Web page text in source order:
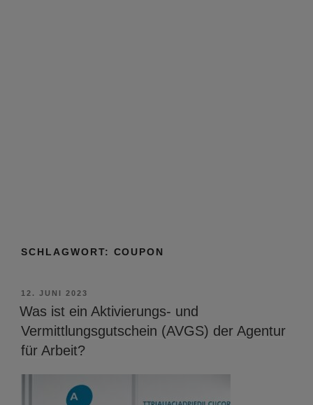
SCHLAGWORT: COUPON
VERÖFFENTLICHT
AM
12. JUNI 2023
Was ist ein Aktivierungs- und
Vermittlungsgutschein (AVGS) der Agentur
für Arbeit?